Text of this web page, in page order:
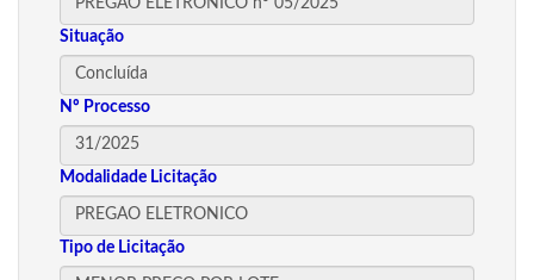
Situação
Nº Processo
Modalidade Licitação
Tipo de Licitação